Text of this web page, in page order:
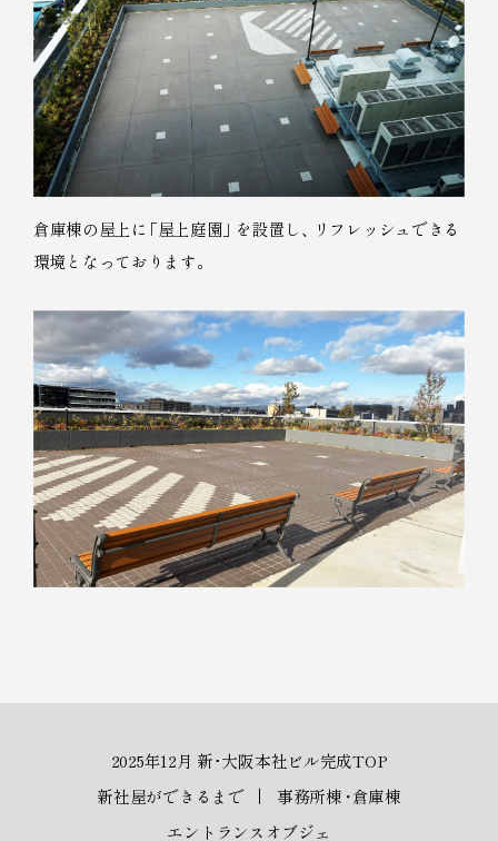
倉庫棟の屋上に「屋上庭園 」を設置し、 リフレッシュできる
環境となっております。
2025年12月 新･大阪本社ビル完成TOP
新社屋ができるまで
事務所棟・倉庫棟
エントランスオブジェ